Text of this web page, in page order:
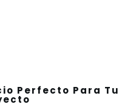
Perfecto Para Tu